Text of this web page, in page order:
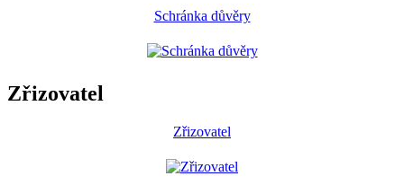
Schránka důvěry
Zřizovatel
Zřizovatel